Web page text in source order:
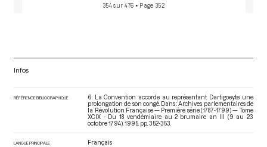
354 sur 476 • Page 352
Infos
RÉFÉRENCE BIBLIOGRAPHIQUE
6. La Convention accorde au représentant Dartigoeyte une
prolongation de son congé. Dans : Archives parlementaires de
la Révolution Française — Première série (1787-1799) — Tome
XCIX - Du 18 vendémiaire au 2 brumaire an III (9 au 23
octobre 1794) . 1995. pp. 352-353.
LANGUE PRINCIPALE Français